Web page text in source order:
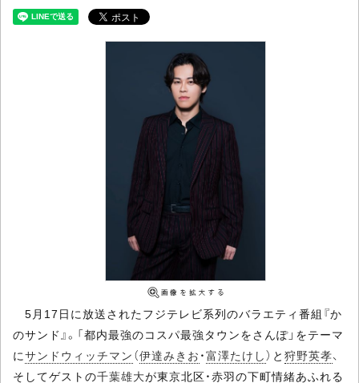
5月17日に放送されたフジテレビ系列のバラエティ番組『か
のサンド』。「都内最強のコスパ最強タウンをさんぽ」をテーマ
にサンドウィッチマン （伊達みきお ・富澤たけし）と 狩野英孝、
そしてゲストの千葉雄大が東京北区・赤羽の下町情緒あふれる